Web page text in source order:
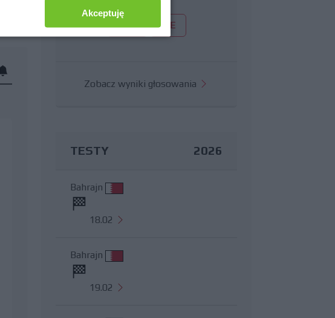
TAK NIE
Zobacz wyniki głosowania
TESTY 2026
Bahrajn
18.02
Bahrajn
19.02
Akceptuję